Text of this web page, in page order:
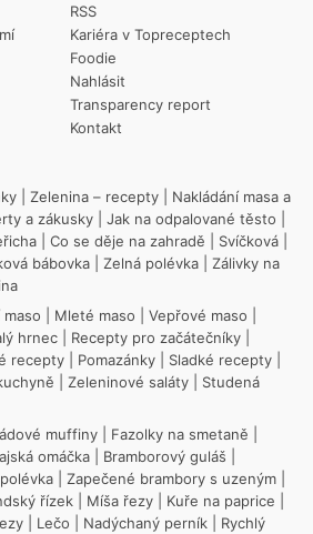
RSS
Kariéra v Topreceptech
Foodie
Nahlásit
Transparency report
Kontakt
Zelenina – recepty
Nakládání masa a
a zákusky Jak na odpalované těsto
Co se děje na zahradě Svíčková
bábovka Zelná polévka
Zálivky na
maso Mleté maso Vepřové maso
hrnec Recepty pro začátečníky
recepty Pomazánky Sladké recepty
Zeleninové saláty
Studená
muffiny Fazolky na smetaně
omáčka Bramborový guláš
Zapečené brambory s uzeným
řízek Míša řezy Kuře na paprice
Lečo Nadýchaný perník
Rychlý